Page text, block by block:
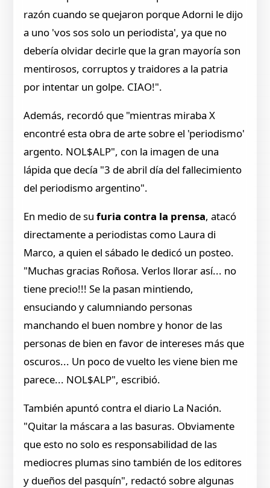
razón cuando se quejaron porque Adorni le dijo
a uno 'vos sos solo un periodista', ya que no
debería olvidar decirle que la gran mayoría son
mentirosos, corruptos y traidores a la patria
por intentar un golpe. CIAO!".
Además, recordó que "mientras miraba X
encontré esta obra de arte sobre el 'periodismo'
argento. NOL$ALP", con la imagen de una
lápida que decía "3 de abril día del fallecimiento
del periodismo argentino".
En medio de su furia contra la prensa, atacó
directamente a periodistas como Laura di
Marco, a quien el sábado le dedicó un posteo.
"Muchas gracias Roñosa. Verlos llorar así... no
tiene precio!!! Se la pasan mintiendo,
ensuciando y calumniando personas
manchando el buen nombre y honor de las
personas de bien en favor de intereses más que
oscuros... Un poco de vuelto les viene bien me
parece... NOL$ALP", escribió.
También apuntó contra el diario La Nación.
"Quitar la máscara a las basuras. Obviamente
que esto no solo es responsabilidad de las
mediocres plumas sino también de los editores
y dueños del pasquín", redactó sobre algunas